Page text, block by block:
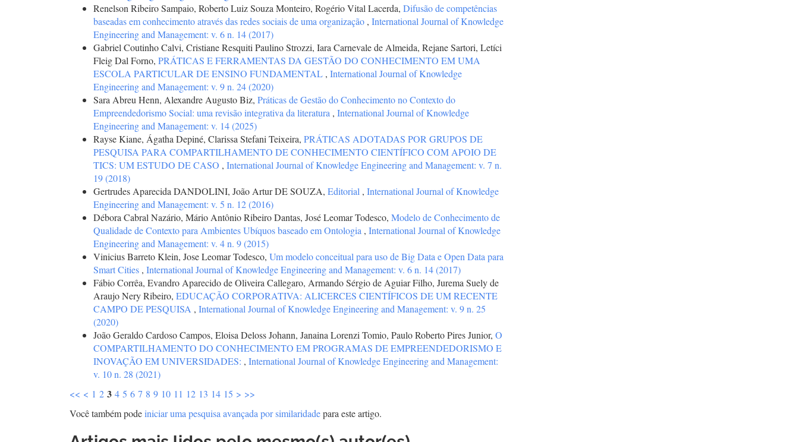
Renelson Ribeiro Sampaio, Roberto Luiz Souza Monteiro, Rogério Vital Lacerda, Difusão de competências
baseadas em conhecimento através das redes sociais de uma organização , International Journal of Knowledge
Engineering and Management: v. 6 n. 14 (2017)
Gabriel Coutinho Calvi, Cristiane Resquiti Paulino Strozzi, Iara Carnevale de Almeida, Rejane Sartori, Letíci
Fleig Dal Forno, PRÁTICAS E FERRAMENTAS DA GESTÃO DO CONHECIMENTO EM UMA
ESCOLA PARTICULAR DE ENSINO FUNDAMENTAL , International Journal of Knowledge
Engineering and Management: v. 9 n. 24 (2020)
Sara Abreu Henn, Alexandre Augusto Biz, Práticas de Gestão do Conhecimento no Contexto do
Empreendedorismo Social: uma revisão integrativa da literatura , International Journal of Knowledge
Engineering and Management: v. 14 (2025)
Rayse Kiane, Ágatha Depiné, Clarissa Stefani Teixeira, PRÁTICAS ADOTADAS POR GRUPOS DE
PESQUISA PARA COMPARTILHAMENTO DE CONHECIMENTO CIENTÍFICO COM APOIO DE
TICS: UM ESTUDO DE CASO , International Journal of Knowledge Engineering and Management: v. 7 n.
19 (2018)
Gertrudes Aparecida DANDOLINI, João Artur DE SOUZA, Editorial , International Journal of Knowledge
Engineering and Management: v. 5 n. 12 (2016)
Débora Cabral Nazário, Mário Antônio Ribeiro Dantas, José Leomar Todesco, Modelo de Conhecimento de
Qualidade de Contexto para Ambientes Ubíquos baseado em Ontologia , International Journal of Knowledge
Engineering and Management: v. 4 n. 9 (2015)
Vinicius Barreto Klein, Jose Leomar Todesco, Um modelo conceitual para uso de Big Data e Open Data para
Smart Cities , International Journal of Knowledge Engineering and Management: v. 6 n. 14 (2017)
Fábio Corrêa, Evandro Aparecido de Oliveira Callegaro, Armando Sérgio de Aguiar Filho, Jurema Suely de
Araujo Nery Ribeiro, EDUCAÇÃO CORPORATIVA: ALICERCES CIENTÍFICOS DE UM RECENTE
CAMPO DE PESQUISA , International Journal of Knowledge Engineering and Management: v. 9 n. 25
(2020)
João Geraldo Cardoso Campos, Eloisa Deloss Johann, Janaina Lorenzi Tomio, Paulo Roberto Pires Junior, O
COMPARTILHAMENTO DO CONHECIMENTO EM PROGRAMAS DE EMPREENDEDORISMO E
INOVAÇÃO EM UNIVERSIDADES: , International Journal of Knowledge Engineering and Management:
v. 10 n. 28 (2021)
<< < 1 2 3 4 5 6 7 8 9 10 11 12 13 14 15 > >>
Você também podeiniciar uma pesquisa avançada por similaridadepara este artigo.